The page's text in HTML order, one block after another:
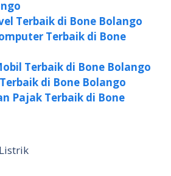
Terbaik di Bone Bolango
Terbaik di Bone
Terbaik di Bone Bolango
di Bone Bolango
Pajak Terbaik di Bone